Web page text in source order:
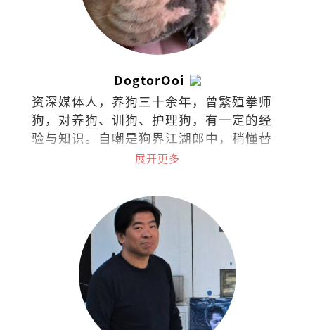
DogtorOoi
资深媒体人，养狗三十余年，曾繁殖拳师
狗，对养狗、训狗、护理狗，有一定的经
验与知识。自嘲是狗界江湖郎中，稍懂替
狗探脉与接生，小病可给参考意见，大病
展开更多